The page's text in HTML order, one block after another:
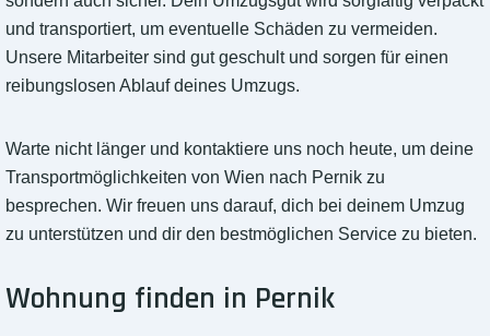
und transportiert, um eventuelle Schäden zu vermeiden.
Unsere Mitarbeiter sind gut geschult und sorgen für einen
reibungslosen Ablauf deines Umzugs.
Warte nicht länger und kontaktiere uns noch heute, um deine
Transportmöglichkeiten von Wien nach Pernik zu
besprechen. Wir freuen uns darauf, dich bei deinem Umzug
zu unterstützen und dir den bestmöglichen Service zu bieten.
Wohnung finden in Pernik